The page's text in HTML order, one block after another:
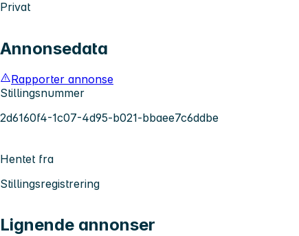
Privat
Annonsedata
Rapporter annonse
Stillingsnummer
2d6160f4-1c07-4d95-b021-bbaee7c6ddbe
Hentet fra
Stillingsregistrering
Lignende annonser